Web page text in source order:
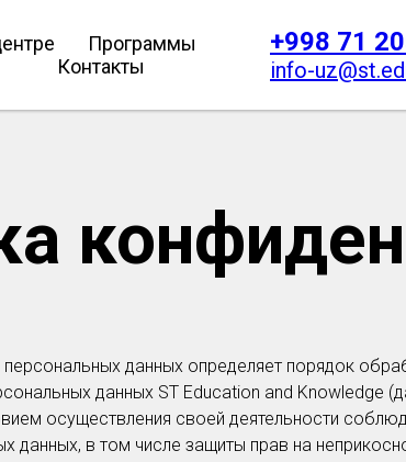
Программы
Контакты
+998 71
info-
данных определяет порядок
данных ST Education and Knowledge
осуществления своей деятельности
данных, в том числе защиты прав на